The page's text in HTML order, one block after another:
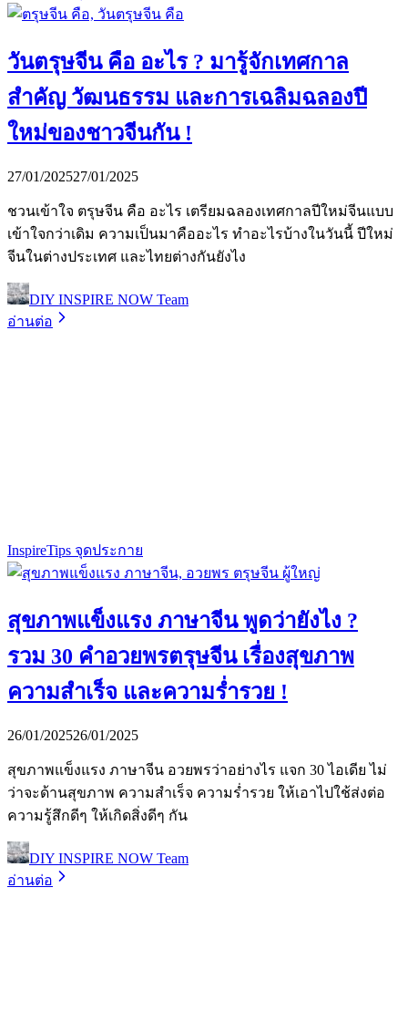
วันตรุษจีน คือ อะไร ? มารู้จักเทศกาล
สำคัญ วัฒนธรรม และการเฉลิมฉลองปี
ใหม่ของชาวจีนกัน !
27/01/202527/01/2025
ชวนเข้าใจ ตรุษจีน คือ อะไร เตรียมฉลองเทศกาลปีใหม่จีนแบบ
เข้าใจกว่าเดิม ความเป็นมาคืออะไร ทำอะไรบ้างในวันนี้ ปีใหม่
จีนในต่างประเทศ และไทยต่างกันยังไง
DIY INSPIRE NOW Team
อ่านต่อ
InspireTips จุดประกาย
สุขภาพแข็งแรง ภาษาจีน พูดว่ายังไง ?
รวม 30 คำอวยพรตรุษจีน เรื่องสุขภาพ
ความสำเร็จ และความร่ำรวย !
26/01/202526/01/2025
สุขภาพแข็งแรง ภาษาจีน อวยพรว่าอย่างไร แจก 30 ไอเดีย ไม่
ว่าจะด้านสุขภาพ ความสำเร็จ ความร่ำรวย ให้เอาไปใช้ส่งต่อ
ความรู้สึกดีๆ ให้เกิดสิ่งดีๆ กัน
DIY INSPIRE NOW Team
อ่านต่อ